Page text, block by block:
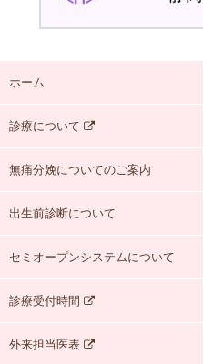
院
附
学
附
静
病
ホーム
診療について
無痛分娩についてのご案内
出生前診断について
セミオープンシステムについて
診療受付時間
外来担当医表